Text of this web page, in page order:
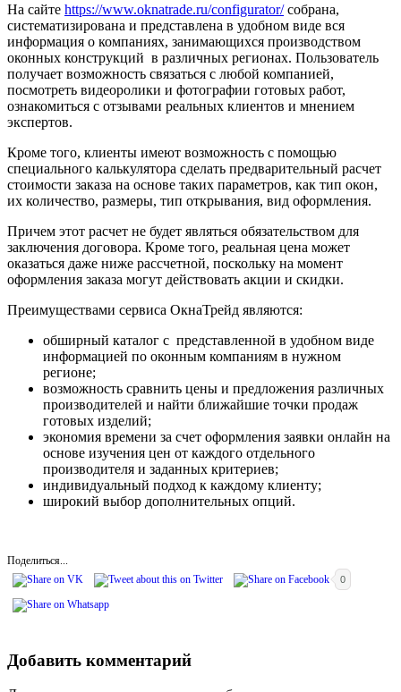
На сайте https://www.oknatrade.ru/configurator/собрана,
систематизирована и представлена в удобном виде вся
информация о компаниях, занимающихся производством
оконных конструкций в различных регионах. Пользователь
получает возможность связаться с любой компанией,
посмотреть видеоролики и фотографии готовых работ,
ознакомиться с отзывами реальных клиентов и мнением
экспертов.
Кроме того, клиенты имеют возможность с помощью
специального калькулятора сделать предварительный расчет
стоимости заказа на основе таких параметров, как тип окон,
их количество, размеры, тип открывания, вид оформления.
Причем этот расчет не будет являться обязательством для
заключения договора. Кроме того, реальная цена может
оказаться даже ниже рассчетной, поскольку на момент
оформления заказа могут действовать акции и скидки.
Преимуществами сервиса ОкнаТрейд являются:
обширный каталог с представленной в удобном виде
информацией по оконным компаниям в нужном
регионе;
возможность сравнить цены и предложения различных
производителей и найти ближайшие точки продаж
готовых изделий;
экономия времени за счет оформления заявки онлайн на
основе изучения цен от каждого отдельного
производителя и заданных критериев;
индивидуальный подход к каждому клиенту;
широкий выбор дополнительных опций.
Поделиться...
0
Добавить комментарий